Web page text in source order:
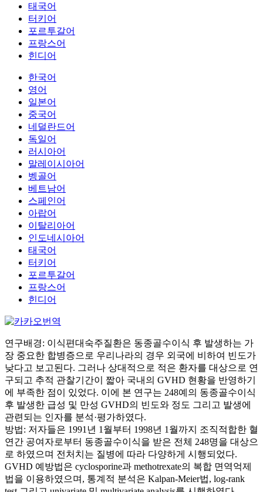
태국어
터키어
포르투갈어
프랑스어
힌디어
한국어
영어
일본어
중국어
네덜란드어
독일어
러시아어
말레이시아어
벵골어
베트남어
스페인어
아랍어
이탈리아어
인도네시아어
태국어
터키어
포르투갈어
프랑스어
힌디어
연구배경: 이식편대숙주질환은 동종골수이식 후 발생하는 가
장 중요한 합병증으로 우리나라의 경우 외국에 비하여 빈도가
낮다고 보고된다. 그러나 상대적으로 적은 환자를 대상으로 연
구되고 추적 관찰기간이 짧아 국내의 GVHD 현황을 반영하기
에 부족한 점이 있었다. 이에 본 연구는 248예의 동종골수이식
후 발생한 급성 및 만성 GVHD의 빈도와 정도 그리고 발생에
관련되는 인자를 분석·평가하였다.
방법: 저자들은 1991년 1월부터 1998년 1월까지 조직적합한 혈
연간 공여자로부터 동종골수이식을 받은 전체 248명을 대상으
로 하였으며 전처치는 질병에 따라 다양하게 시행되었다.
GVHD 예방법은 cyclosporine과 methotrexate의 복합 면역억제
법을 이용하였으며, 통계적 분석은 Kalpan-Meier법, log-rank